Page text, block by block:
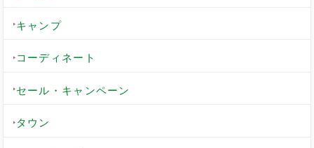
キャンプ
コーディネート
セール・キャンペーン
タウン